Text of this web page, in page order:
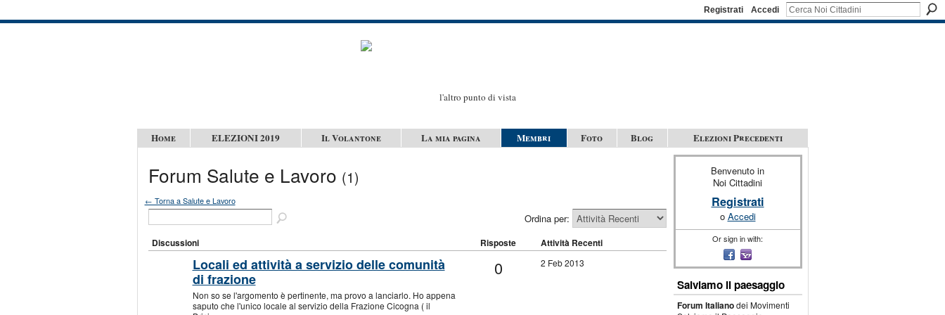
Registrati Accedi
l'altro punto di vista
Home ELEZIONI 2019 Il Volantone La mia pagina Membri Foto Blog Elezioni Precedenti
Forum Salute e Lavoro (1)
← Torna a Salute e Lavoro
Ordina per:
Discussioni Risposte Attività Recenti
Locali ed attività a servizio delle comunità
di frazione
Non so se l'argomento è pertinente, ma provo a lanciarlo. Ho appena
saputo che l'unico locale al servizio della Frazione Cicogna ( il
0 2 Feb 2013
Benvenuto in
Noi Cittadini
Registrati
o Accedi
Or sign in with:
Salviamo il paesaggio
Forum Italianodei Movimenti